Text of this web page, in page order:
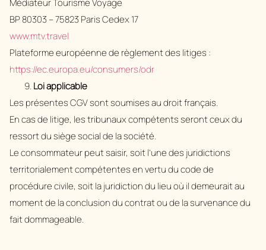
Médiateur Tourisme Voyage
BP 80303 – 75823 Paris Cedex 17
www.mtv.travel
Plateforme européenne de règlement des litiges :
https://ec.europa.eu/consumers/odr
Loi applicable
Les présentes CGV sont soumises au droit français.
En cas de litige, les tribunaux compétents seront ceux du
ressort du siège social de la société.
Le consommateur peut saisir, soit l’une des juridictions
territorialement compétentes en vertu du code de
procédure civile, soit la juridiction du lieu où il demeurait au
moment de la conclusion du contrat ou de la survenance du
fait dommageable.